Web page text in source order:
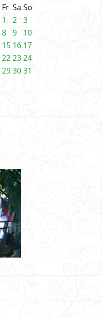
Fr Sa So
1
2 3
8 9
10
15 16 17
222324
293031